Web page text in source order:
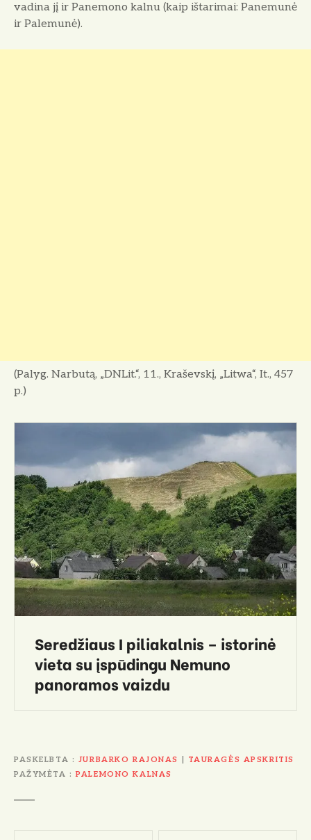
va­dina jį ir Panemono kalnu (kaip ištarimai: Panemunė
ir Palemunė).
(Palyg. Narbutą, „DNLit.“, 11., Kraševskį, „Litwa“, It., 457
p.)
Seredžiaus I piliakalnis – istorinė
vieta su įspūdingu Nemuno
panoramos vaizdu
PASKELBTA JURBARKO RAJONAS
TAURAGĖS APSKRITIS
PAŽYMĖTA
PALEMONO KALNAS